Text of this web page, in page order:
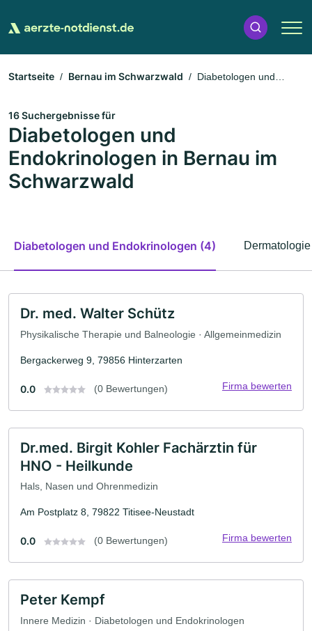
Startseite Bernau im Schwarzwald
Diabetologen und
16 Suchergebnisse für
Diabetologen und
Endokrinologen in Bernau im
Schwarzwald
Diabetologen und Endokrinologen (4)
Dr. med. Walter Schütz
Physikalische Therapie und Balneologie · Allgemeinmedizin
Bergackerweg 9, 79856 Hinterzarten
0.0 (0 Bewertungen) Firma bewerten
Dr.med. Birgit Kohler Fachärztin für
HNO - Heilkunde
Hals, Nasen und Ohrenmedizin
Am Postplatz 8, 79822 Titisee-Neustadt
0.0 (0 Bewertungen) Firma bewerten
Peter Kempf
Innere Medizin · Diabetologen und Endokrinologen